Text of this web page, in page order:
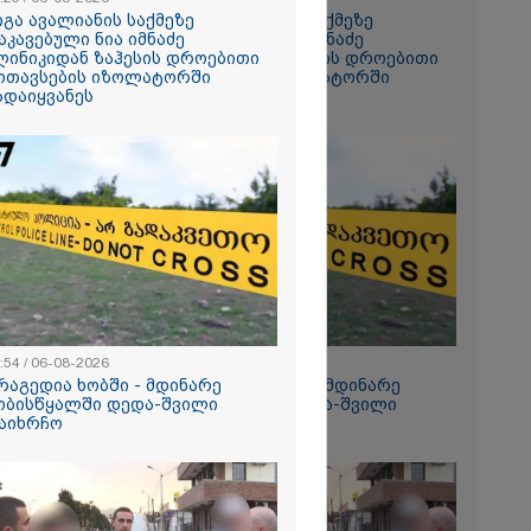
ძნელი
ღამე"
გათიშვა -
ის წევრი
მიდის" -
მზის
გიგა ავალიანის საქმეზე
დაკავებული ნია იმნაძე
კლინიკიდან ზაჰესის დროებითი
მოთავსების იზოლატორში
ტრაგედია ხობში - მდინარე
ხობისწყალში დედა-შვილი
ავალიანის საქმეზე
ნია იმნაძე
ზაჰესის დროებითი
იზოლატორში
/ 06-08-2026
ხობში - მდინარე
დედა-შვილი